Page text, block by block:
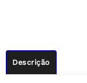
Descrição